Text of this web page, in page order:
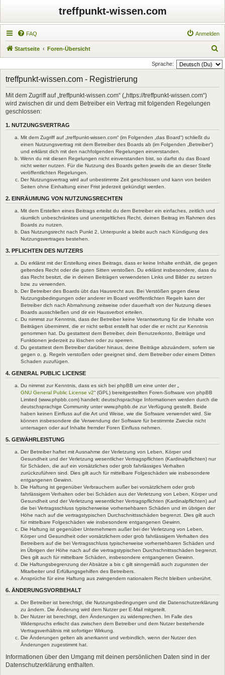
treffpunkt-wissen.com
FAQ Anmelden
Startseite Foren-Übersicht
u
Sprache:
treffpunkt-wissen.com - Registrierung
Mit dem Zugriff auf „treffpunkt-wissen.com“ („https://treffpunkt-wissen.com“)
wird zwischen dir und dem Betreiber ein Vertrag mit folgenden Regelungen
geschlossen:
1. NUTZUNGSVERTRAG
Mit dem Zugriff auf „treffpunkt-wissen.com“ (im Folgenden „das Board“) schließt du
einen Nutzungsvertrag mit dem Betreiber des Boards ab (im Folgenden „Betreiber“)
und erklärst dich mit den nachfolgenden Regelungen einverstanden.
Wenn du mit diesen Regelungen nicht einverstanden bist, so darfst du das Board
nicht weiter nutzen. Für die Nutzung des Boards gelten jeweils die an dieser Stelle
veröffentlichten Regelungen.
Der Nutzungsvertrag wird auf unbestimmte Zeit geschlossen und kann von beiden
Seiten ohne Einhaltung einer Frist jederzeit gekündigt werden.
2. EINRÄUMUNG VON NUTZUNGSRECHTEN
Mit dem Erstellen eines Beitrags erteilst du dem Betreiber ein einfaches, zeitlich und
räumlich unbeschränktes und unentgeltliches Recht, deinen Beitrag im Rahmen des
Boards zu nutzen.
Das Nutzungsrecht nach Punkt 2, Unterpunkt a bleibt auch nach Kündigung des
Nutzungsvertrages bestehen.
3. PFLICHTEN DES NUTZERS
Du erklärst mit der Erstellung eines Beitrags, dass er keine Inhalte enthält, die gegen
geltendes Recht oder die guten Sitten verstoßen. Du erklärst insbesondere, dass du
das Recht besitzt, die in deinen Beiträgen verwendeten Links und Bilder zu setzen
bzw. zu verwenden.
Der Betreiber des Boards übt das Hausrecht aus. Bei Verstößen gegen diese
Nutzungsbedingungen oder anderer im Board veröffentlichten Regeln kann der
Betreiber dich nach Abmahnung zeitweise oder dauerhaft von der Nutzung dieses
Boards ausschließen und dir ein Hausverbot erteilen.
Du nimmst zur Kenntnis, dass der Betreiber keine Verantwortung für die Inhalte von
Beiträgen übernimmt, die er nicht selbst erstellt hat oder die er nicht zur Kenntnis
genommen hat. Du gestattest dem Betreiber, dein Benutzerkonto, Beiträge und
Funktionen jederzeit zu löschen oder zu sperren.
Du gestattest dem Betreiber darüber hinaus, deine Beiträge abzuändern, sofern sie
gegen o. g. Regeln verstoßen oder geeignet sind, dem Betreiber oder einem Dritten
Schaden zuzufügen.
4. GENERAL PUBLIC LICENSE
Du nimmst zur Kenntnis, dass es sich bei phpBB um eine unter der „
GNU General Public License v2“ (GPL) bereitgestellten Foren-Software von phpBB
Limited (www.phpbb.com) handelt; deutschsprachige Informationen werden durch die
deutschsprachige Community unter www.phpbb.de zur Verfügung gestellt. Beide
haben keinen Einfluss auf die Art und Weise, wie die Software verwendet wird. Sie
können insbesondere die Verwendung der Software für bestimmte Zwecke nicht
untersagen oder auf Inhalte fremder Foren Einfluss nehmen.
5. GEWÄHRLEISTUNG
Der Betreiber haftet mit Ausnahme der Verletzung von Leben, Körper und
Gesundheit und der Verletzung wesentlicher Vertragspflichten (Kardinalpflichten) nur
für Schäden, die auf ein vorsätzliches oder grob fahrlässiges Verhalten
zurückzuführen sind. Dies gilt auch für mittelbare Folgeschäden wie insbesondere
entgangenen Gewinn.
Die Haftung ist gegenüber Verbrauchern außer bei vorsätzlichem oder grob
fahrlässigem Verhalten oder bei Schäden aus der Verletzung von Leben, Körper und
Gesundheit und der Verletzung wesentlicher Vertragspflichten (Kardinalpflichten) auf
die bei Vertragsschluss typischerweise vorhersehbaren Schäden und im übrigen der
Höhe nach auf die vertragstypischen Durchschnittsschäden begrenzt. Dies gilt auch
für mittelbare Folgeschäden wie insbesondere entgangenen Gewinn.
Die Haftung ist gegenüber Unternehmern außer bei der Verletzung von Leben,
Körper und Gesundheit oder vorsätzlichem oder grob fahrlässigem Verhalten des
Betreibers auf die bei Vertragsschluss typischerweise vorhersehbaren Schäden und
im Übrigen der Höhe nach auf die vertragstypischen Durchschnittsschäden begrenzt.
Dies gilt auch für mittelbare Schäden, insbesondere entgangenen Gewinn.
Die Haftungsbegrenzung der Absätze a bis c gilt sinngemäß auch zugunsten der
Mitarbeiter und Erfüllungsgehilfen des Betreibers.
Ansprüche für eine Haftung aus zwingendem nationalem Recht bleiben unberührt.
6. ÄNDERUNGSVORBEHALT
Der Betreiber ist berechtigt, die Nutzungsbedingungen und die Datenschutzerklärung
zu ändern. Die Änderung wird dem Nutzer per E-Mail mitgeteilt.
Der Nutzer ist berechtigt, den Änderungen zu widersprechen. Im Falle des
Widerspruchs erlischt das zwischen dem Betreiber und dem Nutzer bestehende
Vertragsverhältnis mit sofortiger Wirkung.
Die Änderungen gelten als anerkannt und verbindlich, wenn der Nutzer den
Änderungen zugestimmt hat.
Informationen über den Umgang mit deinen persönlichen Daten sind in der
Datenschutzerklärung enthalten.